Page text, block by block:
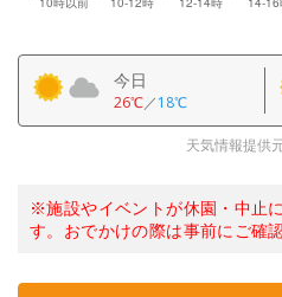
今日
26℃／18℃
天気情報提供
※施設やイベントが休園・中止
す。おでかけの際は事前にご確